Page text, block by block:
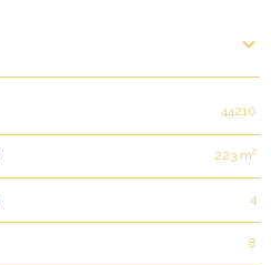
44210
223 m²
4
8